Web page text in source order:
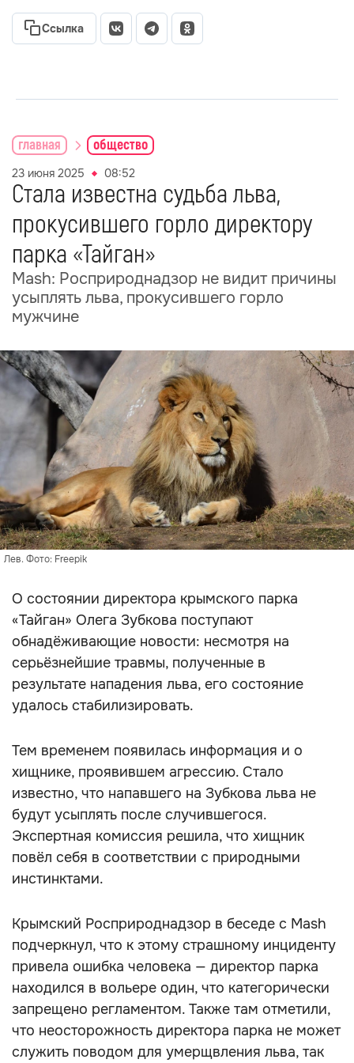
Ссылка
главная общество
23 июня 2025 08:52
Стала известна судьба льва,
прокусившего горло директору
парка «Тайган»
Mash: Росприроднадзор не видит причины
усыплять льва, прокусившего горло
мужчине
Лев. Фото: Freepik
О состоянии директора крымского парка
«Тайган» Олега Зубкова поступают
обнадёживающие новости: несмотря на
серьёзнейшие травмы, полученные в
результате нападения льва, его состояние
удалось стабилизировать.
Тем временем появилась информация и о
хищнике, проявившем агрессию. Стало
известно, что напавшего на Зубкова льва не
будут усыплять после случившегося.
Экспертная комиссия решила, что хищник
повёл себя в соответствии с природными
инстинктами.
Крымский Росприроднадзор в беседе с Mash
подчеркнул, что к этому страшному инциденту
привела ошибка человека — директор парка
находился в вольере один, что категорически
запрещено регламентом. Также там отметили,
что неосторожность директора парка не может
служить поводом для умерщвления льва, так